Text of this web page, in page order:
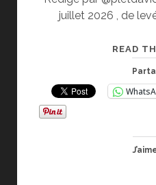
juillet 2026 , de
READ